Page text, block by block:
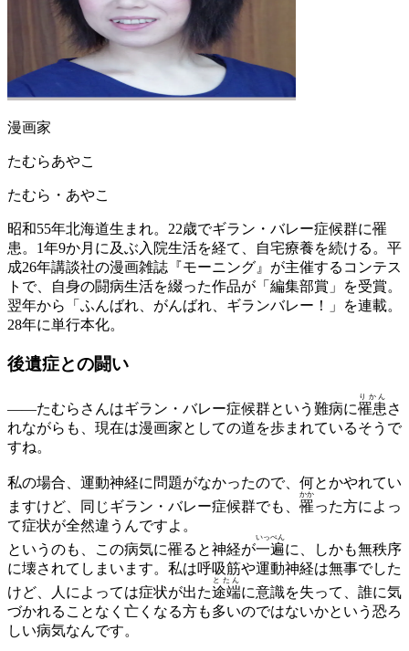
漫画家
たむらあやこ
たむら・あやこ
昭和55年北海道生まれ。22歳でギラン・バレー症候群に罹
患。1年9か月に及ぶ入院生活を経て、自宅療養を続ける。平
成26年講談社の漫画雑誌『モーニング』が主催するコンテス
トで、自身の闘病生活を綴った作品が「編集部賞」を受賞。
翌年から「ふんばれ、がんばれ、ギランバレー！」を連載。
28年に単行本化。
後遺症との闘い
——たむらさんはギラン・バレー症候群という難病に罹患
りかん
さ
れながらも、現在は漫画家としての道を歩まれているそうで
すね。
私の場合、運動神経に問題がなかったので、何とかやれてい
ますけど、同じギラン・バレー症候群でも、 罹
かか
った方によっ
て症状が全然違うんですよ。
というのも、この病気に罹ると神経が一遍
いっぺん
に、しかも無秩序
に壊されてしまいます。私は呼吸筋や運動神経は無事でした
けど、人によっては症状が出た途端
とたん
に意識を失って、誰に気
づかれることなく亡くなる方も多いのではないかという恐ろ
しい病気なんです。